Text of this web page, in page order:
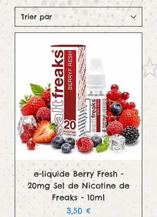
e-liquide Berry Fresh -
20mg Sel de Nicotine de
Freaks - 10ml
Prix
3,50 €